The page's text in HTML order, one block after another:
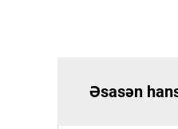
Əsasən